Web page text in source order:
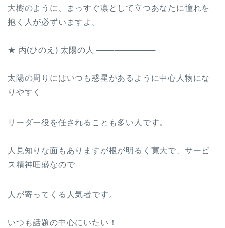
大樹のように、まっすぐ凛として立つあなたに憧れを
抱く人が必ずいますよ。
★ 丙(ひのえ) 太陽の人 ──────────
太陽の周りにはいつも惑星があるように中心人物にな
りやすく
リーダー役を任されることも多い人です。
人見知りな面もありますが根が明るく寛大で、サービ
ス精神旺盛なので
人が寄ってくる人気者です。
いつも話題の中心にいたい！